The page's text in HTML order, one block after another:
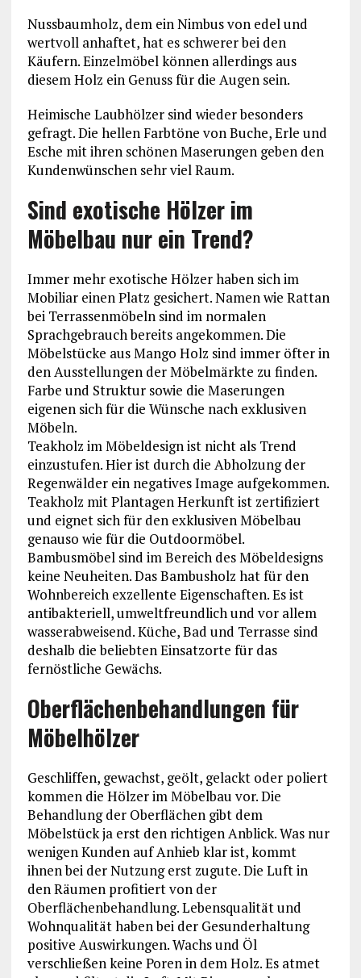
Nussbaumholz, dem ein Nimbus von edel und
wertvoll anhaftet, hat es schwerer bei den
Käufern. Einzelmöbel können allerdings aus
diesem Holz ein Genuss für die Augen sein.
Heimische Laubhölzer sind wieder besonders
gefragt. Die hellen Farbtöne von Buche, Erle und
Esche mit ihren schönen Maserungen geben den
Kundenwünschen sehr viel Raum.
Sind exotische Hölzer im
Möbelbau nur ein Trend?
Immer mehr exotische Hölzer haben sich im
Mobiliar einen Platz gesichert. Namen wie Rattan
bei Terrassenmöbeln sind im normalen
Sprachgebrauch bereits angekommen. Die
Möbelstücke aus Mango Holz sind immer öfter in
den Ausstellungen der Möbelmärkte zu finden.
Farbe und Struktur sowie die Maserungen
eigenen sich für die Wünsche nach exklusiven
Möbeln.
Teakholz im Möbeldesign ist nicht als Trend
einzustufen. Hier ist durch die Abholzung der
Regenwälder ein negatives Image aufgekommen.
Teakholz mit Plantagen Herkunft ist zertifiziert
und eignet sich für den exklusiven Möbelbau
genauso wie für die Outdoormöbel.
Bambusmöbel sind im Bereich des Möbeldesigns
keine Neuheiten. Das Bambusholz hat für den
Wohnbereich exzellente Eigenschaften. Es ist
antibakteriell, umweltfreundlich und vor allem
wasserabweisend. Küche, Bad und Terrasse sind
deshalb die beliebten Einsatzorte für das
fernöstliche Gewächs.
Oberflächenbehandlungen für
Möbelhölzer
Geschliffen, gewachst, geölt, gelackt oder poliert
kommen die Hölzer im Möbelbau vor. Die
Behandlung der Oberflächen gibt dem
Möbelstück ja erst den richtigen Anblick. Was nur
wenigen Kunden auf Anhieb klar ist, kommt
ihnen bei der Nutzung erst zugute. Die Luft in
den Räumen profitiert von der
Oberflächenbehandlung. Lebensqualität und
Wohnqualität haben bei der Gesunderhaltung
positive Auswirkungen. Wachs und Öl
verschließen keine Poren in dem Holz. Es atmet